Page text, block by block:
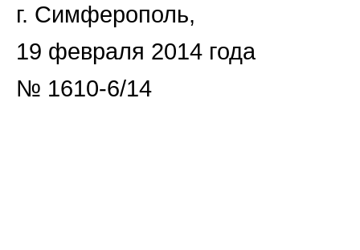
г. Симферополь,
19 февраля 2014 года
№ 1610-6/14